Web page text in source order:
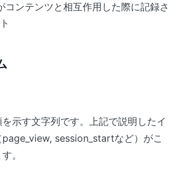
コンテンツと相互作用した際に記録さ
示す文字列です。上記で説明したイ
session_startなど）がこ
。